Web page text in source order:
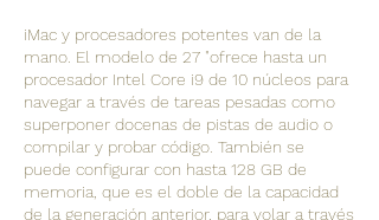
iMac y procesadores potentes van de la
mano. El modelo de 27 "ofrece hasta un
procesador Intel Core i9 de 10 núcleos para
navegar a través de tareas pesadas como
superponer docenas de pistas de audio o
compilar y probar código. También se
puede configurar con hasta 128 GB de
memoria, que es el doble de la capacidad
de la generación anterior, para volar a través